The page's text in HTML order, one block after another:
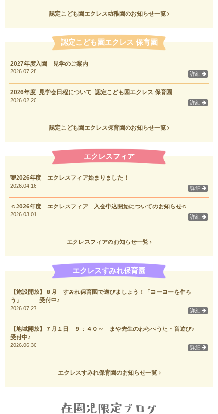
認定こども園エクレス幼稚園のお知らせ一覧
認定こども園エクレス 保育園
2027年度入園 見学のご案内
2026.07.28 詳細
2026年度_見学会日程について_認定こども園エクレス 保育園
2026.02.20 詳細
認定こども園エクレス保育園のお知らせ一覧
エクレスフィア
🐼2026年度 エクレスフィア始まりました！
2026.04.16 詳細
☺2026年度 エクレスフィア 入会申込開始についてのお知らせ☺
2026.03.01 詳細
エクレスフィアのお知らせ一覧
エクレスすみれ保育園
【施設開放】８月 すみれ保育園で遊びましょう！「ヨーヨーを作ろ
う」 受付中♪
2026.07.27 詳細
【地域開放】７月１日 ９：４０～ まや先生のわらべうた・音遊び♪
受付中♪
2026.06.30 詳細
エクレスすみれ保育園のお知らせ一覧